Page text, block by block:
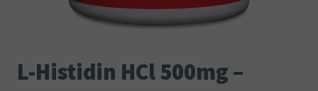
L-Histidin HCl 500mg –